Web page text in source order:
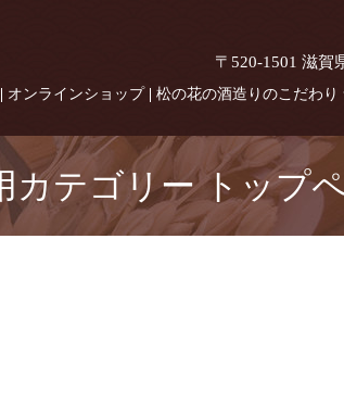
〒520-1501 滋賀
オンラインショップ 松の花の酒造りのこだわり
カテゴリー トップ